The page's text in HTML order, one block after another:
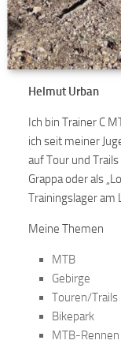
Helmut Urban
Ich bin Trainer C
ich seit meiner
auf Tour und
Grappa oder als
Trainingslager am
Meine Themen
MTB
Gebirge
Touren/Trails
Bikepark
MTB-Rennen